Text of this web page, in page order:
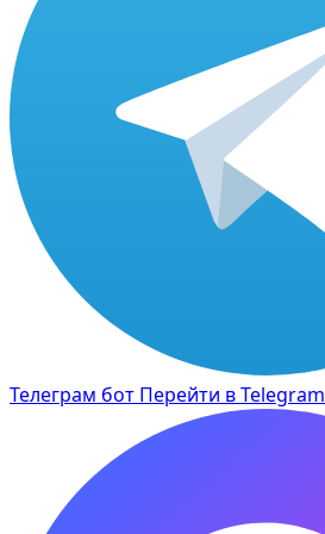
Телеграм бот Перейти в Telegram